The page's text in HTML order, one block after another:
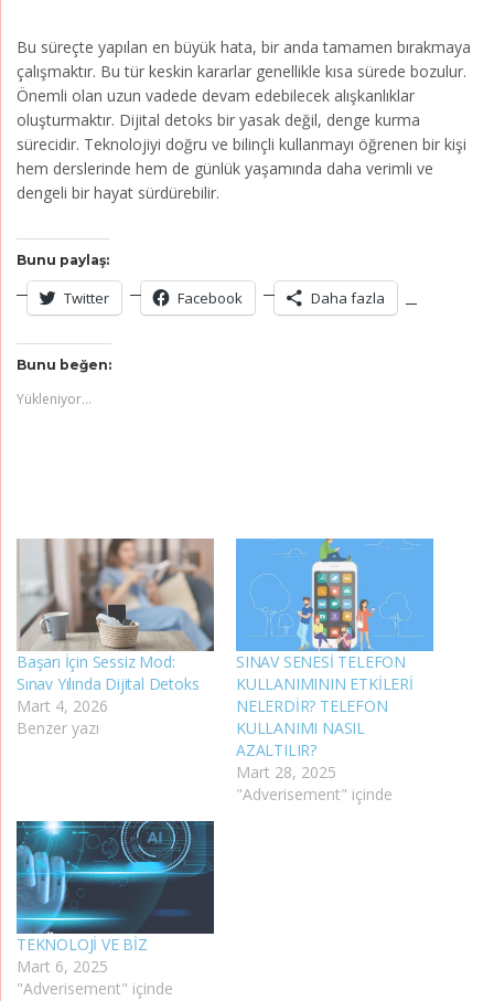
Bu süreçte yapılan en büyük hata, bir anda tamamen bırakmaya
çalışmaktır. Bu tür keskin kararlar genellikle kısa sürede bozulur.
Önemli olan uzun vadede devam edebilecek alışkanlıklar
oluşturmaktır. Dijital detoks bir yasak değil, denge kurma
sürecidir. Teknolojiyi doğru ve bilinçli kullanmayı öğrenen bir kişi
hem derslerinde hem de günlük yaşamında daha verimli ve
dengeli bir hayat sürdürebilir.
Bunu paylaş:
Twitter Facebook Daha fazla
Bunu beğen:
Yükleniyor...
Başarı İçin Sessiz Mod:
Sınav Yılında Dijital Detoks
Mart 4, 2026
Benzer yazı
SINAV SENESİ TELEFON
KULLANIMININ ETKİLERİ
NELERDİR? TELEFON
KULLANIMI NASIL
AZALTILIR?
Mart 28, 2025
"Adverisement" içinde
TEKNOLOJİ VE BİZ
Mart 6, 2025
"Adverisement" içinde